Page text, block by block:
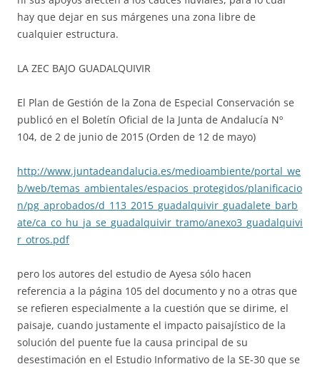
hay que dejar en sus márgenes una zona libre de
cualquier estructura.
LA ZEC BAJO GUADALQUIVIR
El Plan de Gestión de la Zona de Especial Conservación se
publicó en el Boletín Oficial de la Junta de Andalucía Nº
104, de 2 de junio de 2015 (Orden de 12 de mayo)
http://www.juntadeandalucia.es/medioambiente/portal_we
b/web/temas_ambientales/espacios_protegidos/planificacio
n/pg_aprobados/d_113_2015_guadalquivir_guadalete_barb
ate/ca_co_hu_ja_se_guadalquivir_tramo/anexo3_guadalquivi
r_otros.pdf
pero los autores del estudio de Ayesa sólo hacen
referencia a la página 105 del documento y no a otras que
se refieren especialmente a la cuestión que se dirime, el
paisaje, cuando justamente el impacto paisajístico de la
solución del puente fue la causa principal de su
desestimación en el Estudio Informativo de la SE-30 que se